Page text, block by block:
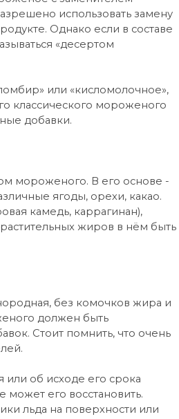
использовать замену
Однако если в составе
«десертом
или «кисломолочное»,
классического мороженого
добавки.
мороженого. В его основе -
ягоды, орехи, какао.
камедь, каррагинан),
жиров в нём быть
без комочков жира и
должен быть
Стоит помнить, что очень
об исходе его срока
его восстановить.
льда на поверхности или